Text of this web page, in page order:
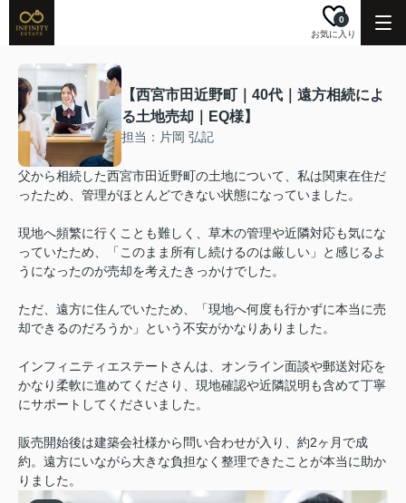
お気に入り
0
【西宮市田近野町｜40代｜遠方相続によ
る土地売却｜EQ様】
担当：片岡 弘記
父から相続した西宮市田近野町の土地について、私は関東在住だ
ったため、管理がほとんどできない状態になっていました。
現地へ頻繁に行くことも難しく、草木の管理や近隣対応も気にな
っていたため、「このまま所有し続けるのは厳しい」と感じるよ
うになったのが売却を考えたきっかけでした。
ただ、遠方に住んでいたため、「現地へ何度も行かずに本当に売
却できるのだろうか」という不安がかなりありました。
インフィニティエステートさんは、オンライン面談や郵送対応を
かなり柔軟に進めてくださり、現地確認や近隣説明も含めて丁寧
にサポートしてくださいました。
販売開始後は建築会社様から問い合わせが入り、約2ヶ月で成
約。遠方にいながら大きな負担なく整理できたことが本当に助か
りました。